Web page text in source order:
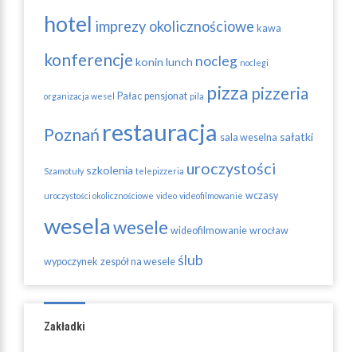
hotel imprezy okolicznościowe kawa
konferencje konin lunch nocleg noclegi
organizacja wesel Pałac pensjonat pila pizza pizzeria
Poznań restauracja sala weselna sałatki
Szamotuły szkolenia telepizzeria uroczystości
uroczystości okolicznościowe video videofilmowanie wczasy
weselawesele wideofilmowanie wrocław
wypoczynek zespół na wesele ślub
Zakładki